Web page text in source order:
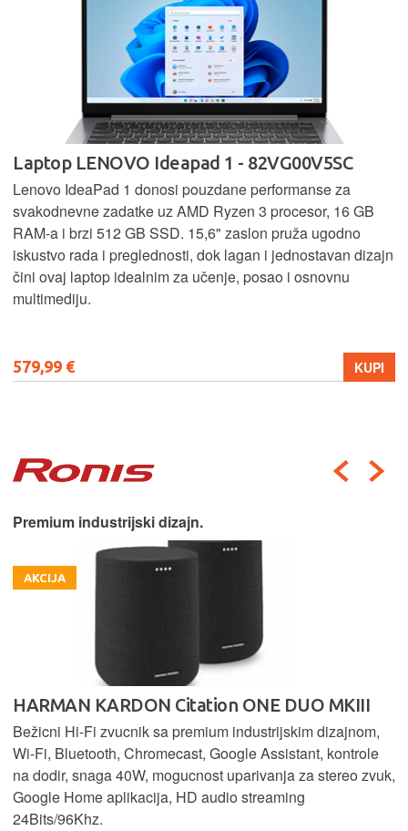
Laptop LENOVO Ideapad 1 - 82VG00V5SC
Lenovo IdeaPad 1 donosi pouzdane performanse za
svakodnevne zadatke uz AMD Ryzen 3 procesor, 16 GB
RAM-a i brzi 512 GB SSD. 15,6" zaslon pruža ugodno
iskustvo rada i preglednosti, dok lagan i jednostavan dizajn
čini ovaj laptop idealnim za učenje, posao i osnovnu
multimediju.
579,99 € KUPI
Premium industrijski dizajn.
AKCIJA
HARMAN KARDON Citation ONE DUO MKIII
Bežicni Hi-Fi zvucnik sa premium industrijskim dizajnom,
Wi-Fi, Bluetooth, Chromecast, Google Assistant, kontrole
na dodir, snaga 40W, mogucnost uparivanja za stereo zvuk,
Google Home aplikacija, HD audio streaming
24Bits/96Khz.